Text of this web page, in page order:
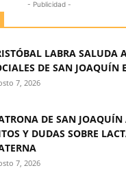
- Publicidad -
LABRA SALUDA
DE SAN JOAQUÍN
7, 2026
DE SAN JOAQUÍN
Y DUDAS SOBRE
7, 2026